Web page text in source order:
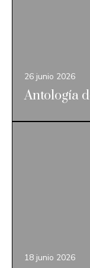
26 junio 2026
Antología
18 junio 2026